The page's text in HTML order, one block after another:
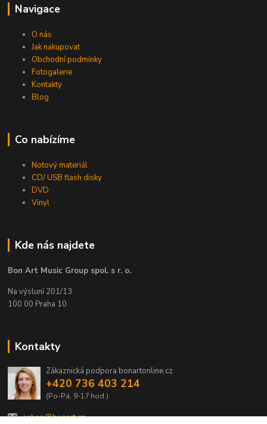
Navigace
O nás
Jak nakupovat
Obchodní podmínky
Fotogalerie
Kontakty
Blog
Co nabízíme
Notový materiál
CD/ USB flash disky
DVD
Vinyl
Kde nás najdete
Bon Art Music Group spol. s r. o.
Na výsluní 201/13
100 00 Praha 10
Kontakty
Zákaznická podpora bonartonline.cz
+420 736 403 214
(Po-Pá, 9-17 hod.)
eshop@bonart.cz